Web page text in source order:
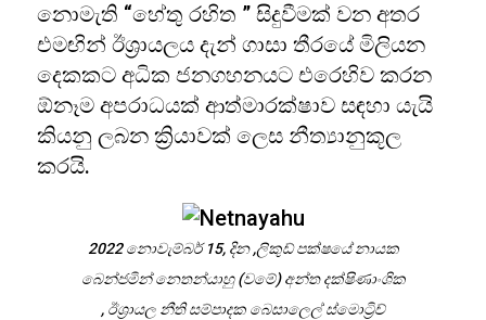
නොමැති “හේතු රහිත ” සිදුවීමක් වන අතර
එමඟින් ඊශ්‍රායලය දැන් ගාසා තීරයේ මිලියන
දෙකකට අධික ජනගහනයට එරෙහිව කරන
ඕනෑම අපරාධයක් ආත්මාරක්ෂාව සඳහා යැයි
කියනු ලබන ක්‍රියාවක් ලෙස නීත්‍යානුකූල
කරයි.
2022 නොවැම්බර් 15, දින ,ලිකුඩ් පක්ෂයේ නායක
බෙන්ජමින් නෙතන්යාහු (වමේ) අන්ත දක්ෂිණාංශික
, ඊශ්‍රායල නීති සම්පාදක බෙසාලෙල් ස්මොට්‍රිච්